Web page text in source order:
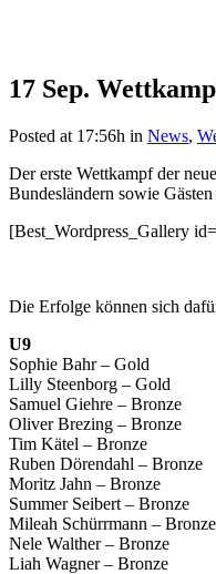
17 Sep.
Posted at 17:56h in News,
Der erste Wettkampf der
Bundesländern sowie
[Best_Wordpress_Gallery
Die Erfolge können sich
U9
Sophie Bahr – Gold
Lilly Steenborg – Gold
Samuel Giehre – Bronze
Oliver Brezing – Bronze
Tim Kätel – Bronze
Ruben Dörendahl – Bronze
Moritz Jahn – Bronze
Summer Seibert – Bronze
Mileah Schürrmann – Bronze
Nele Walther – Bronze
Liah Wagner – Bronze